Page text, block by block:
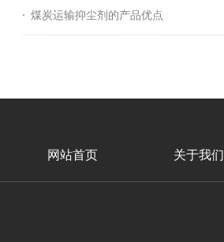
煤炭运输抑尘剂的产品优点
网站首页 关于我们